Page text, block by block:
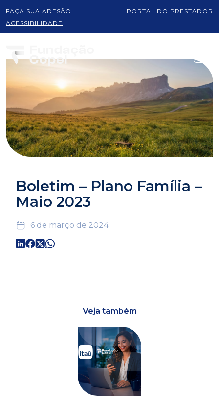
FAÇA SUA ADESÃO
PORTAL DO PRESTADOR
ACESSIBILIDADE
Boletim – Plano Família –
Maio 2023
6 de março de 2024
Veja também